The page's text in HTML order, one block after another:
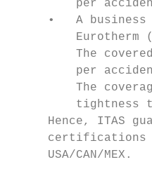
per
•   A business
Eurotherm
The
per
The
tightness
Hence, ITAS
certifications
     USA/CAN/MEX.